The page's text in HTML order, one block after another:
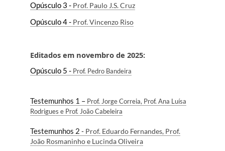
Opúsculo 3 - Prof. Paulo J.S. Cruz
Opúsculo 4 - Prof. Vincenzo Riso
Editados em novembro de 2025:
Opúsculo 5 - Prof. Pedro Bandeira
Testemunhos 1 – Prof. Jorge Correia, Prof. Ana Luísa
Rodrigues e Prof. João Cabeleira
Testemunhos 2 - Prof. Eduardo Fernandes, Prof.
João Rosmaninho e Lucinda Oliveira